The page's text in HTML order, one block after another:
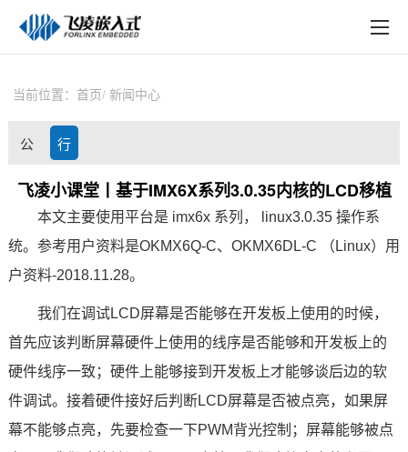
技术与支持
在线文档
方案定制
关于飞凌
天猫商城
淘宝商城
新闻中心
在线购买
当前位置： 首页 新闻中心
公
司
行
业
资
飞凌小课堂丨基于IMX6X系列3.0.35内核的LCD移植
本文主要使用平台是 imx6x系列， linux3.0.35 操作系
统。参考用户资料是OKMX6Q-C、OKMX6DL-C （Linux）用
户资料-2018.11.28。
我们在调试LCD屏幕是否能够在开发板 上使用的时候，
首先应该判断屏幕硬件上使用的线序是否能够和开发板上的
硬件线序一致；硬件上能够接到开发板上才能够谈后边的软
件调试。接着硬件接好后判断LCD屏幕是否被点亮，如果屏
幕不能够点亮，先要检查一下PWM背光控制；屏幕能够被点